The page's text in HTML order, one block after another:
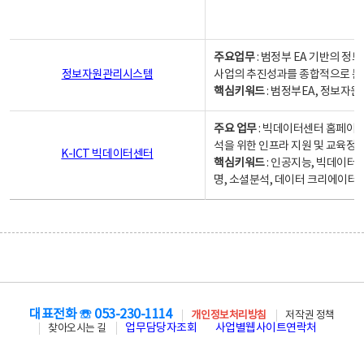
정보자원관리시스템
주요업무: 범정부 EA 기반의 정
사업의 추진성과를 종합적으로
핵심키워드: 범정부EA, 정보자
K-ICT 빅데이터센터
주요 업무: 빅데이터센터 홈페이
석을 위한 인프라 지원 및 교육정
핵심키워드: 인공지능, 빅데이터,
명, 소셜분석, 데이터 크리에이터
대표전화 ☏ 053-230-1114 개인정보처리방침
저작권 정책
찾아오시는 길
업무담당자조회 사업별웹사이트연락처